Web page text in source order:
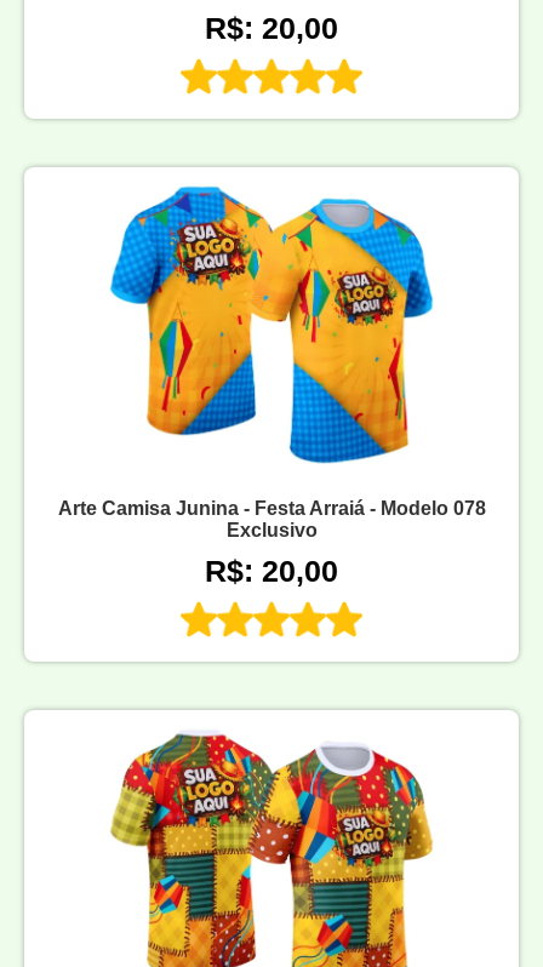
R$: 20,00
Arte Camisa Junina - Festa Arraiá - Modelo 078
Exclusivo
R$: 20,00